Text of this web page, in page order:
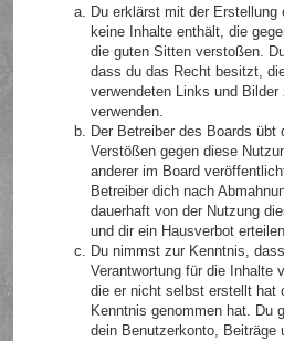
Du erklärst mit der
keine Inhalte enthält, die
die guten Sitten verstoßen.
dass du das Recht besitzt,
verwendeten Links und
verwenden.
Der Betreiber des Boards
Verstößen gegen diese
anderer im Board
Betreiber dich nach
dauerhaft von der Nutzung
und dir ein Hausverbot
Du nimmst zur Kenntnis,
Verantwortung für die Inhalte
die er nicht selbst erstellt hat
Kenntnis genommen hat. Du
dein Benutzerkonto, Beiträge